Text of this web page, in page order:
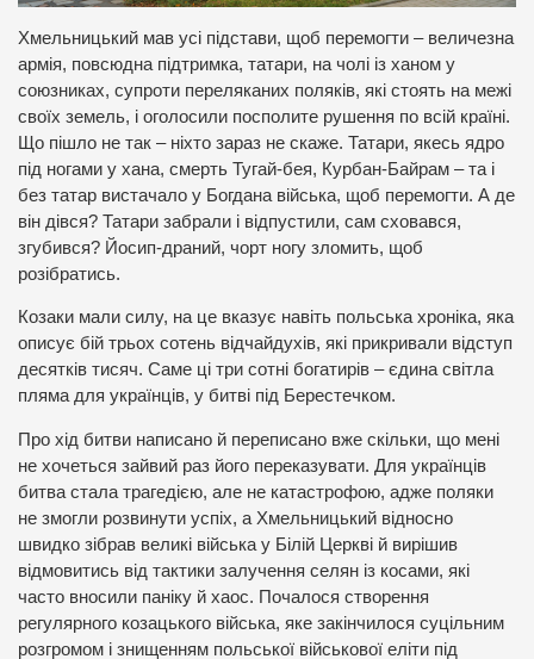
Хмельницький мав усі підстави, щоб перемогти – величезна
армія, повсюдна підтримка, татари, на чолі із ханом у
союзниках, супроти переляканих поляків, які стоять на межі
своїх земель, і оголосили посполите рушення по всій країні.
Що пішло не так – ніхто зараз не скаже. Татари, якесь ядро
під ногами у хана, смерть Тугай-бея, Курбан-Байрам – та і
без татар вистачало у Богдана війська, щоб перемогти. А де
він дівся? Татари забрали і відпустили, сам сховався,
згубився? Йосип-драний, чорт ногу зломить, щоб
розібратись.
Козаки мали силу, на це вказує навіть польська хроніка, яка
описує бій трьох сотень відчайдухів, які прикривали відступ
десятків тисяч. Саме ці три сотні богатирів – єдина світла
пляма для українців, у битві під Берестечком.
Про хід битви написано й переписано вже скільки, що мені
не хочеться зайвий раз його переказувати. Для українців
битва стала трагедією, але не катастрофою, адже поляки
не змогли розвинути успіх, а Хмельницький відносно
швидко зібрав великі війська у Білій Церкві й вирішив
відмовитись від тактики залучення селян із косами, які
часто вносили паніку й хаос. Почалося створення
регулярного козацького війська, яке закінчилося суцільним
розгромом і знищенням польської військової еліти під